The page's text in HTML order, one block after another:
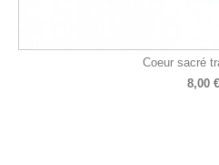
Coeur sacré
8,00 €